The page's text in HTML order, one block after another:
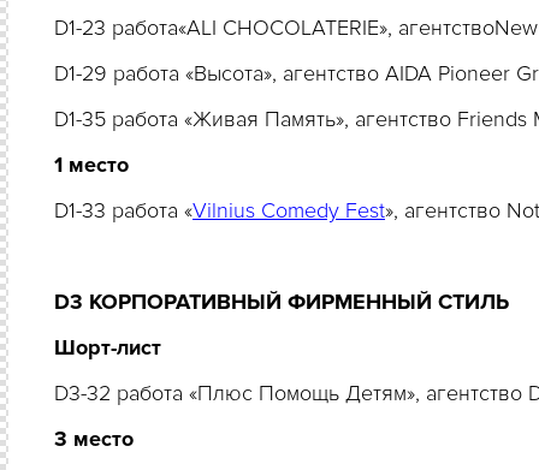
D1-23 работа«ALI CHOCOLATERIE»,
D1-29 работа «Высота», агентство AIDA Pioneer
D1-35 работа «Живая Память», агентство
1 место
D1-33 работа «Vilnius Comedy Fest», агентство
D3 КОРПОРАТИВНЫЙ ФИРМЕННЫЙ СТИЛЬ
Шорт-лист
D3-32 работа «Плюс Помощь Детям»,
3 место